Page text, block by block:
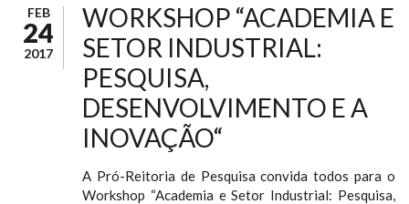
FEB
24
2017
WORKSHOP “ACADEMIA E
SETOR INDUSTRIAL:
PESQUISA,
DESENVOLVIMENTO E A
INOVAÇÃO“
A Pró-Reitoria de Pesquisa convida todos para o
Workshop “Academia e Setor Industrial: Pesquisa,